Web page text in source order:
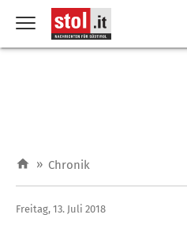
» Chronik
Freitag, 13. Juli 2018